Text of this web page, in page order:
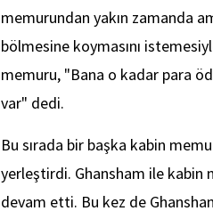
memurundan yakın zamanda
bölmesine koymasını
memuru, "Bana o kadar para
var" dedi.
Bu sırada bir başka kabin
yerleştirdi. Ghansham ile kabin
devam etti. Bu kez de